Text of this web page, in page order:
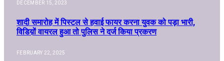
DECEMBER 15, 2023
शादी समारोह में पिस्टल से हवाई फायर करना युवक को पड़ा भारी,
विडिय़ों वायरल हुआ तो पुलिस ने दर्ज किया प्रकरण
FEBRUARY 22, 2025